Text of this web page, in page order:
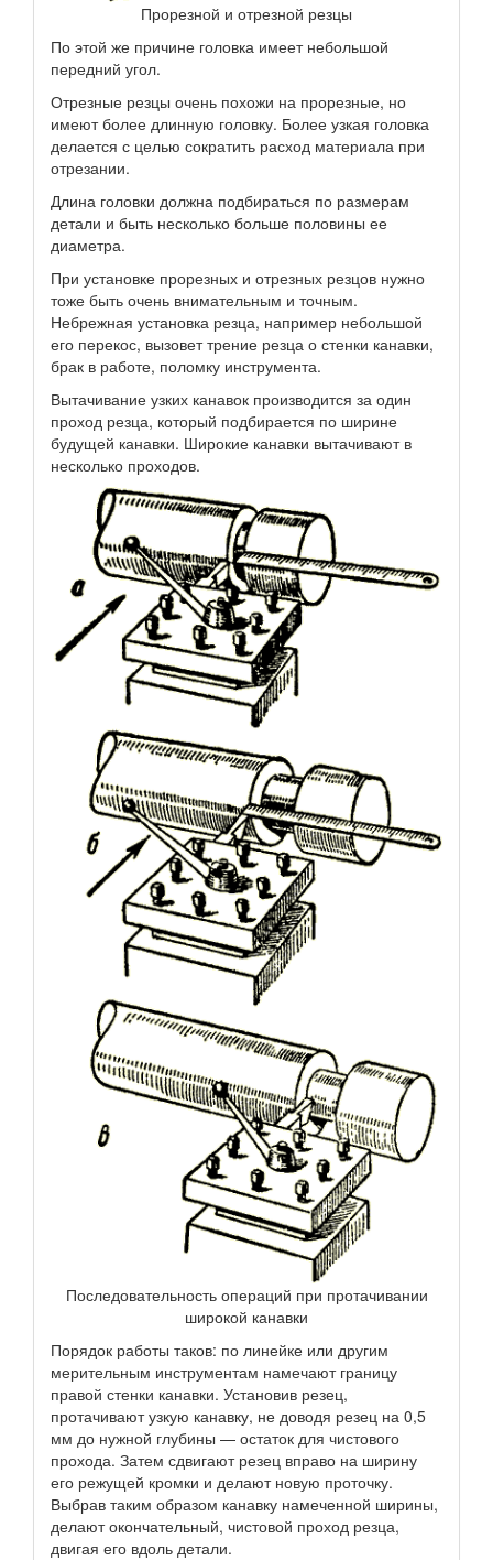
Прорезной и отрезной резцы
По этой же причине головка имеет небольшой
передний угол.
Отрезные резцы очень похожи на прорезные, но
имеют более длинную головку. Более узкая головка
делается с целью сократить расход материала при
отрезании.
Длина головки должна подбираться по размерам
детали и быть несколько больше половины ее
диаметра.
При установке прорезных и отрезных резцов нужно
тоже быть очень внимательным и точным.
Небрежная установка резца, например небольшой
его перекос, вызовет трение резца о стенки канавки,
брак в работе, поломку инструмента.
Вытачивание узких канавок производится за один
проход резца, который подбирается по ширине
будущей канавки. Широкие канавки вытачивают в
несколько проходов.
Последовательность операций при протачивании
широкой канавки
Порядок работы таков: по линейке или другим
мерительным инструментам намечают границу
правой стенки канавки. Установив резец,
протачивают узкую канавку, не доводя резец на 0,5
мм до нужной глубины — остаток для чистового
прохода. Затем сдвигают резец вправо на ширину
его режущей кромки и делают новую проточку.
Выбрав таким образом канавку намеченной ширины,
делают окончательный, чистовой проход резца,
двигая его вдоль детали.